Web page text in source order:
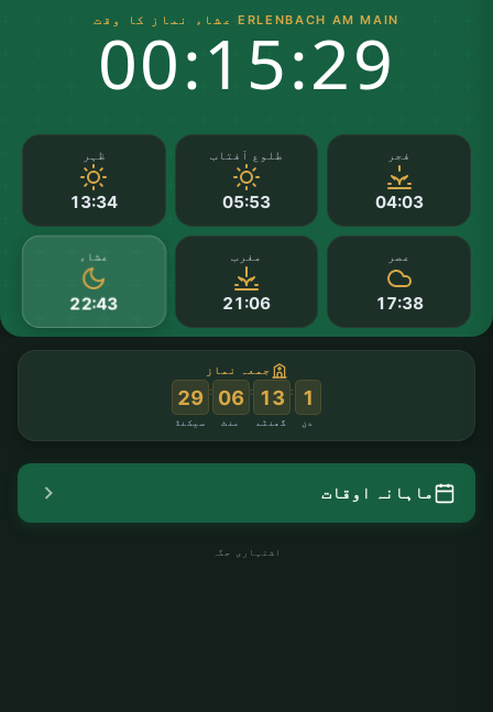
ERLENBACH AM MAIN عشاء نماز کا وقت
00:15:28
فجر
04:03
طلوع آفتاب
05:53
ظہر
13:34
عصر
17:38
مغرب
21:06
عشاء
22:43
جمعہ نماز
1
دن
:
13
گھنٹے
:
06
منٹ
:
28
سیکنڈ
ماہانہ اوقات
اشتہاری جگہ